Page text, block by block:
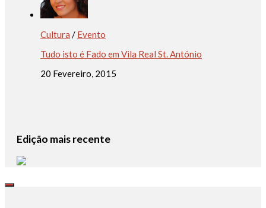
Cultura / Evento
Tudo isto é Fado em Vila Real St. António
20 Fevereiro, 2015
Edição mais recente